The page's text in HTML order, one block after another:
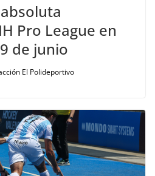
Pro League en
de junio
El Polideportivo